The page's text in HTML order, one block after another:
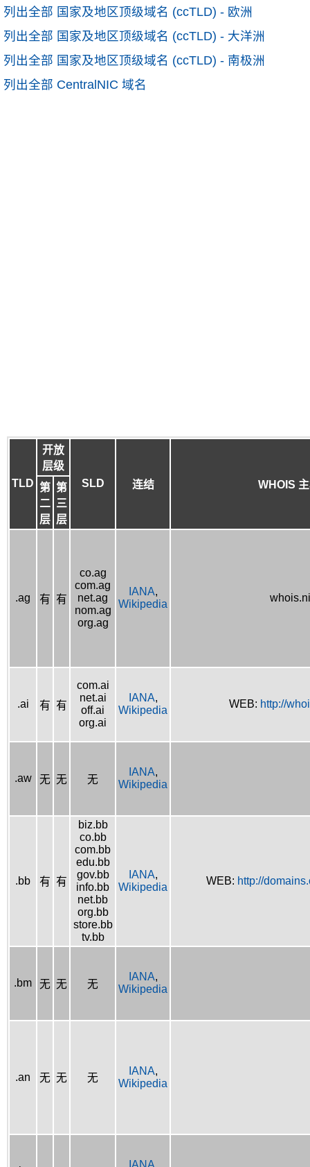
列出全部 国家及地区顶级域名 (ccTLD) - 欧洲
列出全部 国家及地区顶级域名 (ccTLD) - 大洋洲
列出全部 国家及地区顶级域名 (ccTLD) - 南极洲
列出全部 CentralNIC 域名
TLD
开放
层级
SLD
连结 WHOIS
第
二
层
第
三
层
.ag 有 有
co.ag
com.ag
net.ag
nom.ag
org.ag
IANA,
Wikipedia
.ai 有 有
com.ai
net.ai
off.ai
org.ai
IANA,
Wikipedia
WEB: http://
.aw 无 无 无
IANA,
Wikipedia
.bb 有 有
biz.bb
co.bb
com.bb
edu.bb
gov.bb
info.bb
net.bb
org.bb
store.bb
tv.bb
IANA,
Wikipedia
WEB: http://
.bm 无 无 无
IANA,
Wikipedia
.an 无 无 无
IANA,
Wikipedia
IANA